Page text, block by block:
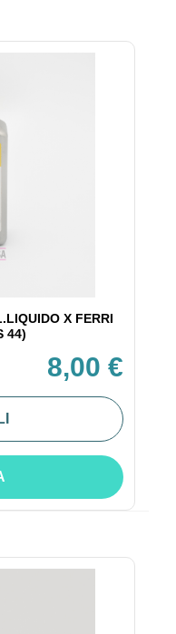
X FERRI
44)
8,00 €